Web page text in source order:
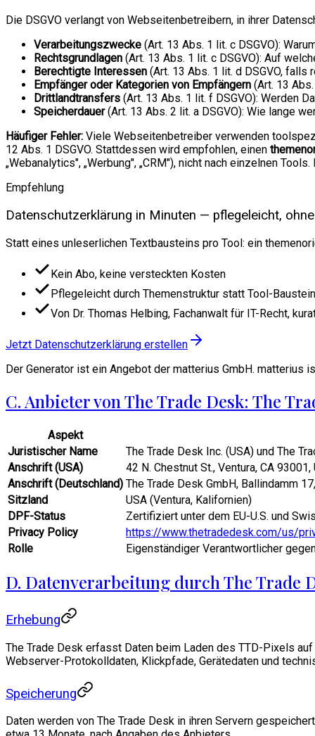
Die DSGVO verlangt von Webseitenbetreibern, in ihrer
Verarbeitungszwecke (Art. 13 Abs. 1 lit. c DSGVO):
Rechtsgrundlagen (Art. 13 Abs. 1 lit. c DSGVO): Auf
Berechtigte Interessen (Art. 13 Abs. 1 lit. d DSGVO,
Empfänger oder Kategorien von Empfängern (Art. 13
Drittlandtransfers (Art. 13 Abs. 1 lit. f DSGVO): Werden
Speicherdauer(Art. 13 Abs. 2 lit. a DSGVO): Wie lange
Häufiger Fehler: Viele Webseitenbetreiber verwenden
12 Abs. 1 DSGVO. Stattdessen wird empfohlen, einen
„Webanalytics", „Werbung", „CRM"), nicht nach einzelnen
Empfehlung
Datenschutzerklärung in Minuten — pflegeleicht,
Statt eines unleserlichen Textbausteins pro Tool: ein
Kein Abo, keine versteckten Kosten
Pflegeleicht durch Themenstruktur statt Tool-
Von Dr. Thomas Helbing, Fachanwalt für IT-Recht,
Jetzt Datenschutzerklärung erstellen
Der Generator ist ein Angebot der matterius GmbH. matterius
C. Anbieter von The Trade Desk: The
Aspekt
Juristischer Name
The Trade Desk Inc. (USA) und The
Anschrift (USA)
42 N. Chestnut St., Ventura, CA 93001,
Anschrift (Deutschland) The Trade Desk GmbH, Ballindamm
Sitzland
USA (Ventura, Kalifornien)
DPF-Status
Zertifiziert unter dem EU-U.S. und
Privacy Policy
https://www.thetradedesk.com/us/
Rolle
Eigenständiger Verantwortlicher
D. Datenverarbeitung durch The Trade
Erhebung
The Trade Desk erfasst Daten beim Laden des TTD-Pixels
Webserver-Protokolldaten, Klickpfade, Gerätedaten und
Speicherung
Daten werden von The Trade Desk in ihren Servern